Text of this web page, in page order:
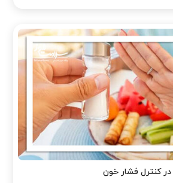
کنترل فشار خون